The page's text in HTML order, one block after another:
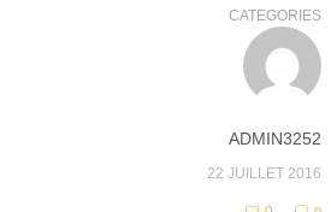
CATEGORIES
ADMIN3252
22 JUILLET 2016